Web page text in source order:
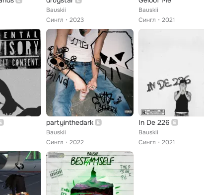
Bauskii
Сингл
2023
Bauskii
Сингл
2021
partyinthedark
Bauskii
Сингл
2022
In De 226
Bauskii
Сингл
2021